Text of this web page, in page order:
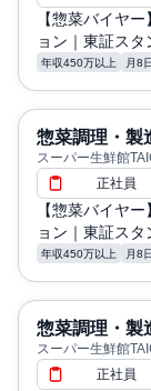
【惣菜バイヤ
ョン｜東証ス
年収450万以上 月8
惣菜調理・製
スーパー生鮮館
正社員
【惣菜バイヤ
ョン｜東証ス
年収450万以上 月8
惣菜調理・製
スーパー生鮮館
正社員